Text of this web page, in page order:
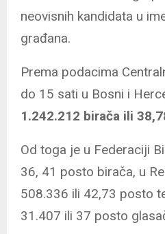
neovisnih kandidata u
građana.
Prema podacima
do 15 sati u Bosni i
1.242.212 birača ili
Od toga je u Federaciji
36, 41 posto birača, u
508.336 ili 42,73 posto
31.407 ili 37 posto